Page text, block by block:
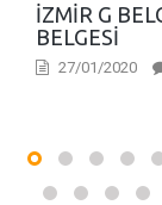
İZMIR G
BELGESI
27/01/2020